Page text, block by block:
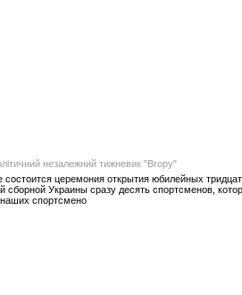
незалежний тижневик "Вгору"
церемония открытия юбилейных
Украины сразу десять спортсменов,
спортсмено